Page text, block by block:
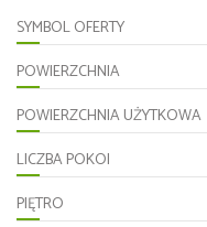
SYMBOL OFERTY
POWIERZCHNIA
POWIERZCHNIA UŻYTKOWA
LICZBA POKOI
PIĘTRO